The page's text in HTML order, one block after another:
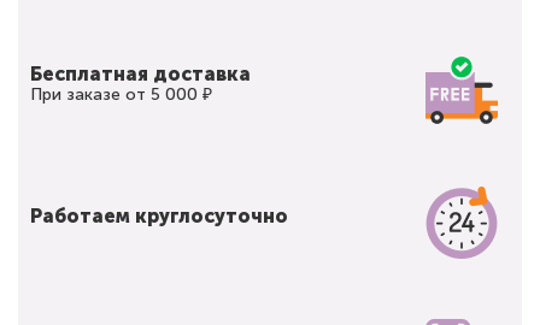
Бесплатная доставка
При заказе от 5 000 ₽
Работаем круглосуточно